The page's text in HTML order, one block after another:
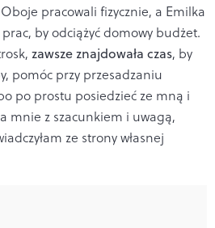
pracowali fizycznie, a Emilka
prac, by odciążyć domowy budżet.
zawsze znajdowała czas, by
pomóc przy przesadzaniu
po prostu posiedzieć ze mną i
mnie z szacunkiem i uwagą,
ze strony własnej